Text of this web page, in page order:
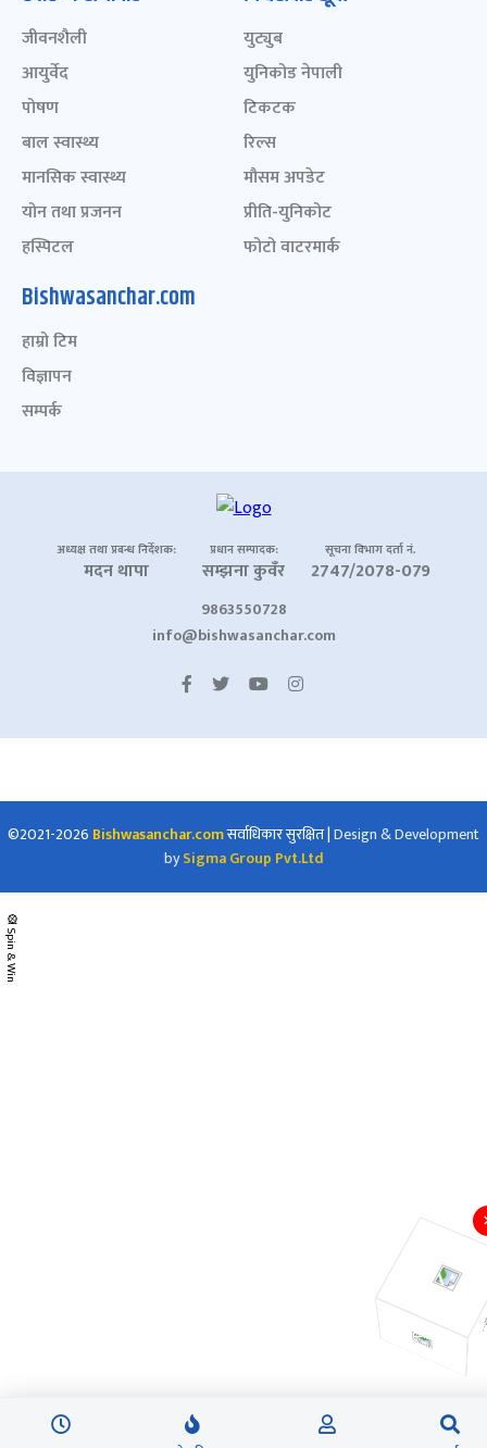
जीवनशैली
आयुर्वेद
पोषण
बाल स्वास्थ्य
मानसिक स्वास्थ्य
योन तथा प्रजनन
हस्पिटल
युट्युब
युनिकोड नेपाली
टिकटक
रिल्स
मौसम अपडेट
प्रीति-युनिकोट
फोटो वाटरमार्क
Bishwasanchar.com
हाम्रो टिम
विज्ञापन
सम्पर्क
अध्यक्ष तथा प्रबन्ध निर्देशक:
मदन थापा
प्रधान सम्पादक:
सम्झना कुवँर
सूचना विभाग दर्ता नं.
2747/2078-079
9863550728
info@bishwasanchar.com
©2021-2026 Bishwasanchar.comसर्वाधिकार सुरक्षित|Design & Development
bySigma Group Pvt.Ltd
🎡 Spin & Win